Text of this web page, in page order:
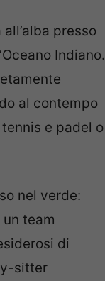
presso
Indiano.
al contempo
e padel o
nel verde:
team
di
sitter